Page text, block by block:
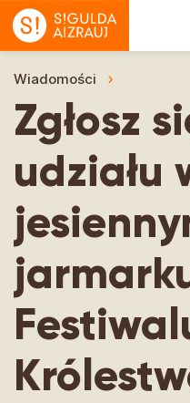
Wiadomości
Zgłosz
udziału